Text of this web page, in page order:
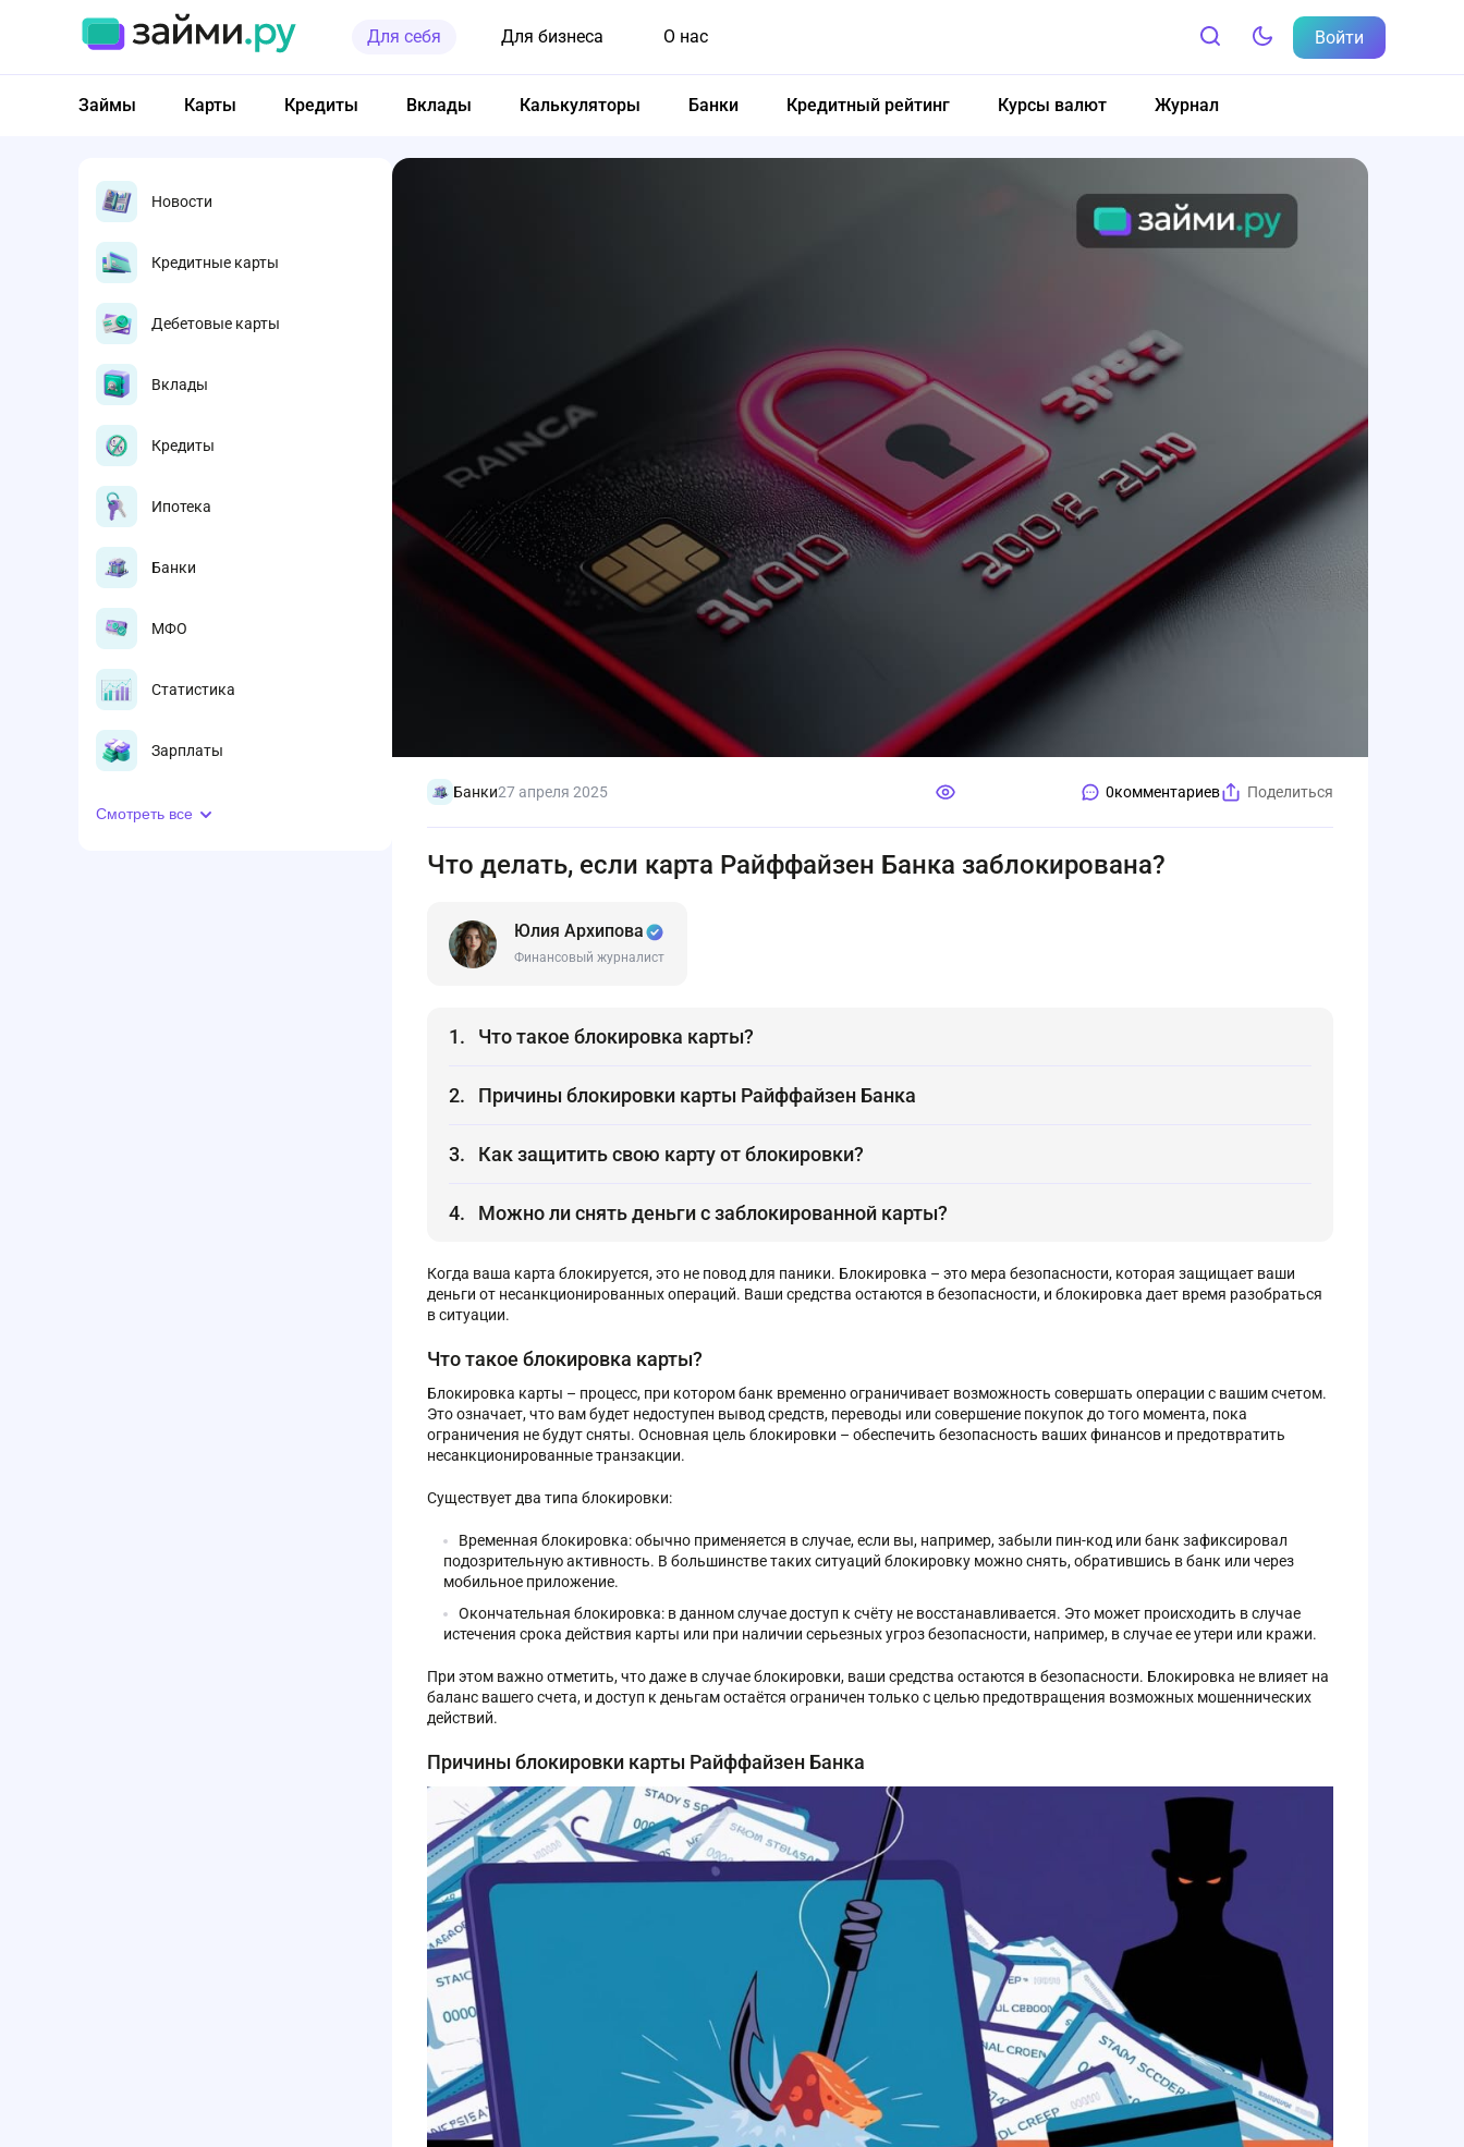
Для себя Для бизнеса О нас Войти
Займы Карты Кредиты Вклады Калькуляторы Банки Кредитный рейтинг Курсы валют Журнал
Новости
Кредитные карты
Дебетовые карты
Вклады
Кредиты
Ипотека
Банки
МФО
Статистика
Зарплаты
Смотреть все
Банки27 апреля 2025 0комментариев Поделиться
Что делать, если карта Райффайзен Банка заблокирована?
Юлия Архипова
Финансовый журналист
Что такое блокировка карты?
Причины блокировки карты Райффайзен Банка
Как защитить свою карту от блокировки?
Можно ли снять деньги с заблокированной карты?
Когда ваша карта блокируется, это не повод для паники. Блокировка – это мера безопасности, которая защищает ваши
деньги от несанкционированных операций. Ваши средства остаются в безопасности, и блокировка дает время разобраться
в ситуации.
Что такое блокировка карты?
Блокировка карты – процесс, при котором банк временно ограничивает возможность совершать операции с вашим счетом.
Это означает, что вам будет недоступен вывод средств, переводы или совершение покупок до того момента, пока
ограничения не будут сняты. Основная цель блокировки – обеспечить безопасность ваших финансов и предотвратить
несанкционированные транзакции.
Существует два типа блокировки:
Временная блокировка: обычно применяется в случае, если вы, например, забыли пин-код или банк зафиксировал
подозрительную активность. В большинстве таких ситуаций блокировку можно снять, обратившись в банк или через
мобильное приложение.
Окончательная блокировка: в данном случае доступ к счёту не восстанавливается. Это может происходить в случае
истечения срока действия карты или при наличии серьезных угроз безопасности, например, в случае ее утери или кражи.
При этом важно отметить, что даже в случае блокировки, ваши средства остаются в безопасности. Блокировка не влияет на
баланс вашего счета, и доступ к деньгам остаётся ограничен только с целью предотвращения возможных мошеннических
действий.
Причины блокировки карты Райффайзен Банка